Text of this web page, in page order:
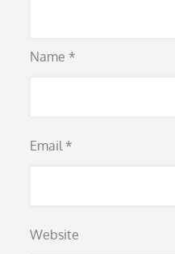
Name *
Email *
Website